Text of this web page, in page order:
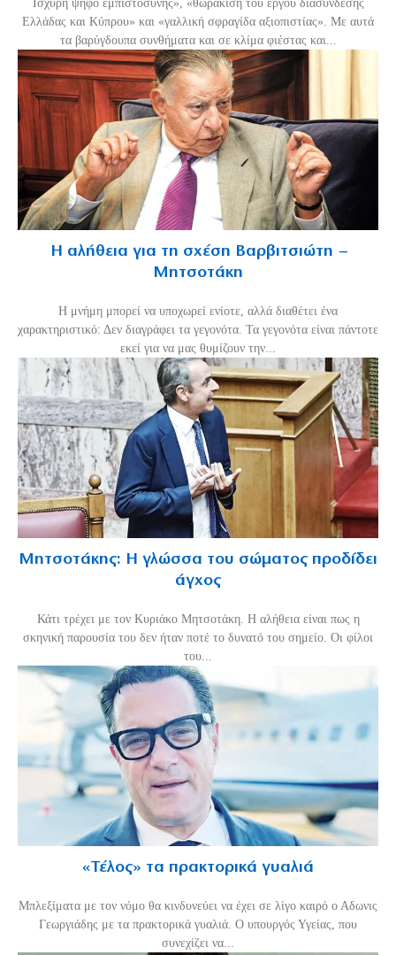
Ισχυρή ψήφο εμπιστοσύνης», «θωράκιση του έργου διασύνδεσης
Ελλάδας και Κύπρου» και «γαλλική σφραγίδα αξιοπιστίας». Με αυτά
τα βαρύγδουπα συνθήματα και σε κλίμα φιέστας και...
Η αλήθεια για τη σχέση Βαρβιτσιώτη –
Μητσοτάκη
H μνήμη μπορεί να υποχωρεί ενίοτε, αλλά διαθέτει ένα
χαρακτηριστικό: Δεν διαγράφει τα γεγονότα. Τα γεγονότα είναι πάντοτε
εκεί για να μας θυμίζουν την...
Μητσοτάκης: Η γλώσσα του σώματος προδίδει
άγχος
Κάτι τρέχει με τον Κυριάκο Μητσοτάκη. Η αλήθεια είναι πως η
σκηνική παρουσία του δεν ήταν ποτέ το δυνατό του σημείο. Οι φίλοι
του...
«Τέλος» τα πρακτορικά γυαλιά
Μπλεξίματα με τον νόμο θα κινδυνεύει να έχει σε λίγο καιρό ο Αδωνις
Γεωργιάδης με τα πρακτορικά γυαλιά. Ο υπουργός Υγείας, που
συνεχίζει να...